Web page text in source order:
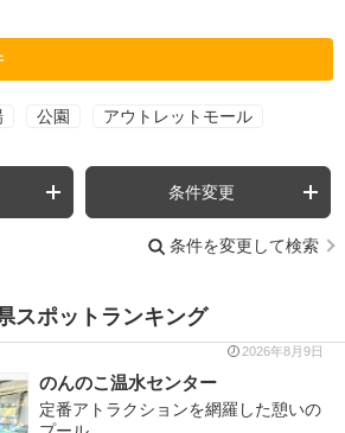
公園 アウトレットモール
条件変更
条件を変更して検索
スポットランキング
2026年8月9日
のんのこ温水センター
定番アトラクションを網羅した憩いの